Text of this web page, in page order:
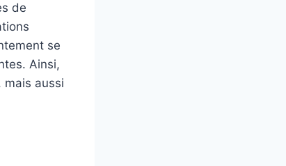
de
se
Ainsi,
mais aussi